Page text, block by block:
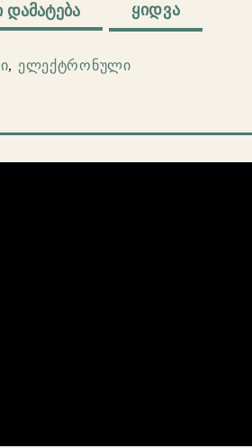
ᲓᲐᲛᲐᲢᲔᲑᲐ ᲧᲘᲓᲕᲐ
, ელექტრონული